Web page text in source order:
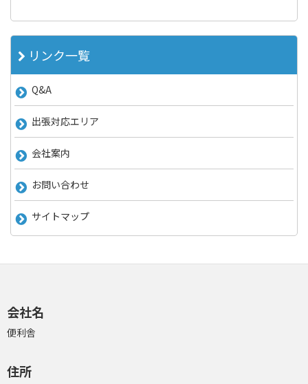
リンク一覧
Q&A
出張対応エリア
会社案内
お問い合わせ
サイトマップ
会社名
便利舎
住所